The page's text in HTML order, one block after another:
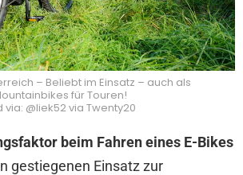
– Beliebt im Einsatz – auch als
für Touren!
via: @liek52 via Twenty20
beim Fahren eines E-Bikes
gestiegenen Einsatz zur